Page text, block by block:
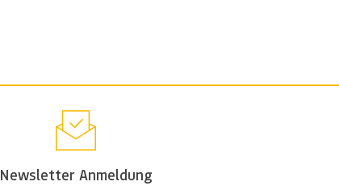
Newsletter Anmeldung